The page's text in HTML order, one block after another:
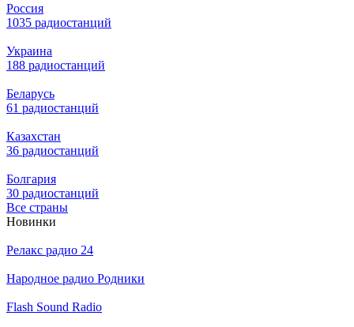
Россия
1035 радиостанций
Украина
188 радиостанций
Беларусь
61 радиостанций
Казахстан
36 радиостанций
Болгария
30 радиостанций
Все страны
Новинки
Релакс радио 24
Народное радио Родники
Flash Sound Radio